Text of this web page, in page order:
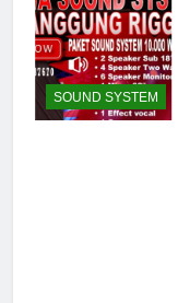
SOUND SYSTEM